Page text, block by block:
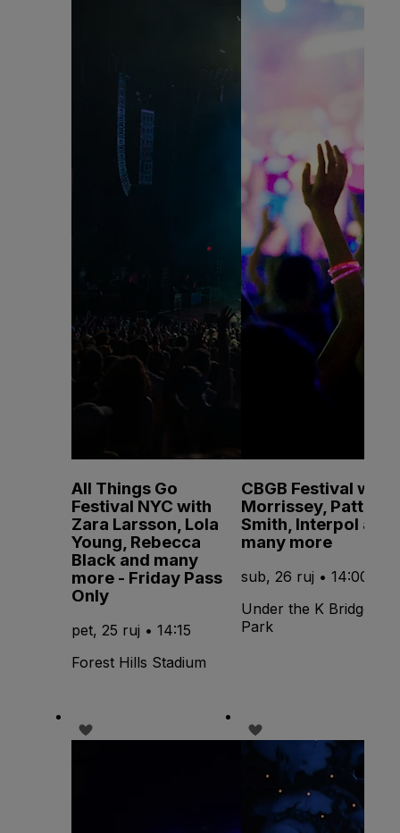
All Things Go
Festival NYC with
Zara Larsson, Lola
Young, Rebecca
Black and many
more - Friday Pass
Only
pet, 25 ruj • 14:15
Forest Hills Stadium
CBGB Festival with
Morrissey, Patti
Smith, Interpol and
many more
sub, 26 ruj • 14:00
Under the K Bridge
Park